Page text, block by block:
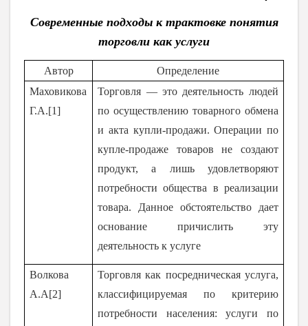
Современные подходы к трактовке понятия
торговли как услуги
Автор
Определение
Маховикова
Г.А.[1]
Торговля — это деятельность людей
по осуществлению товарного обмена
и акта купли-продажи. Операции по
купле-продаже товаров не создают
продукт, а лишь удовлетворяют
потребности общества в реализации
товара. Данное обстоятельство дает
основание причислить эту
деятельность к услуге
Волкова
А.А[2]
Торговля как посредническая услуга,
классифицируемая по критерию
потребности населения: услуги по